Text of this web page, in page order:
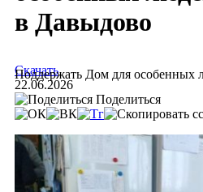
в Давыдово
Поддержать Дом для особенных
Скачать
22.06.2026
Поделиться